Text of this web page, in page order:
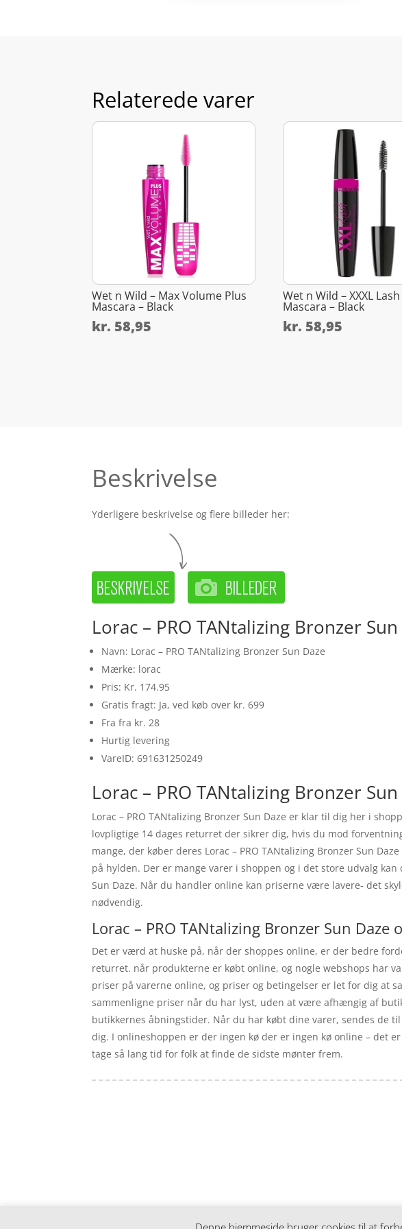
Relaterede varer
Wet n Wild – Max Volume Plus
Mascara – Black
kr. 58,95
Wet n Wild – XXXL Lash
Mascara – Black
kr. 58,95
Beskrivelse
Yderligere beskrivelse og flere billeder her:
Lorac – PRO TANtalizing Bronzer
Navn: Lorac – PRO TANtalizing Bronzer Sun Daze
Mærke: lorac
Pris: Kr. 174.95
Gratis fragt: Ja, ved køb over kr. 699
Fra fra kr. 28
Hurtig levering
VareID: 691631250249
Lorac – PRO TANtalizing Bronzer
Lorac – PRO TANtalizing Bronzer Sun Daze er klar til dig her i
lovpligtige 14 dages returret der sikrer dig, hvis du mod
mange, der køber deres Lorac – PRO TANtalizing Bronzer Sun
på hylden. Der er mange varer i shoppen og i det store udvalg
Sun Daze. Når du handler online kan priserne være lavere- det
nødvendig.
Lorac – PRO TANtalizing Bronzer Sun Daze
Det er værd at huske på, når der shoppes online, er der bedre
returret. når produkterne er købt online, og nogle webshops har
priser på varerne online, og priser og betingelser er let for dig at
sammenligne priser når du har lyst, uden at være afhængig af
butikkernes åbningstider. Når du har købt dine varer, sendes de
dig. I onlineshoppen er der ingen kø der er ingen kø online – det
tage så lang tid for folk at finde de sidste mønter frem.